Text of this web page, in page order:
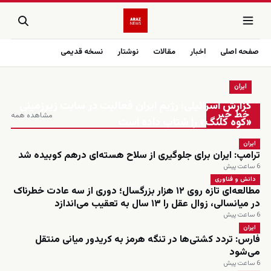
صفحه اصلی اخبار مقالات نوشتار نسخه قدیمی
زنده
خط خبر مشاهده همه
ایران
گزارش اسرائیلی: رژیم ایران فعالیت در سایت زیرزمینی
«کوه کلنگ» را شتاب داده است
ایران
ترامپ: ایران برای جلوگیری از سلاح هسته‌ای درهم کوبیده شد
6 ساعت پیش
دانش و فناوری
مطالعه‌ای تازه روی ۱۲ هزار بزرگسال؛ دوری از سه عادت خطرناک
در میانسالی، زوال عقل را ۱۳ سال به تعقیب می‌اندازد
6 ساعت پیش
ایران
فارس: تردد کشتی‌ها در تنگه هرمز به کریدور میانی منتقل
می‌شود
6 ساعت پیش